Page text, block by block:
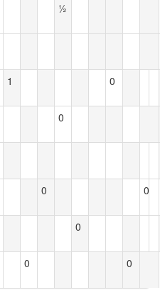
½
1 0
0
0 0
0
0 0